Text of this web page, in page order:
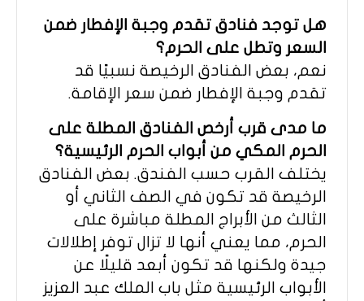
هل توجد فنادق تقدم وجبة الإفطار ضمن
السعر وتطل على الحرم؟
نعم، بعض الفنادق الرخيصة نسبيًا قد
تقدم وجبة الإفطار ضمن سعر الإقامة.
ما مدى قرب أرخص الفنادق المطلة على
الحرم المكي من أبواب الحرم الرئيسية؟
يختلف القرب حسب الفندق. بعض الفنادق
الرخيصة قد تكون في الصف الثاني أو
الثالث من الأبراج المطلة مباشرة على
الحرم، مما يعني أنها لا تزال توفر إطلالات
جيدة ولكنها قد تكون أبعد قليلًا عن
الأبواب الرئيسية مثل باب الملك عبد العزيز